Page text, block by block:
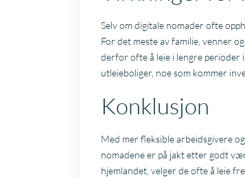
Selv om digitale nomader ofte
For det meste av familie, venner
derfor ofte å leie i lengre
utleieboliger, noe som kommer
Konklusjon
Med mer fleksible arbeidsgivere
nomadene er på jakt etter godt
hjemlandet, velger de ofte å leie